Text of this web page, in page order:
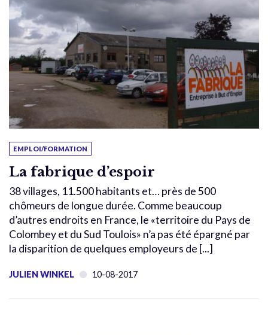
EMPLOI/FORMATION
La fabrique d’espoir
38 villages, 11.500 habitants et… près de 500
chômeurs de longue durée. Comme beaucoup
d’autres endroits en France, le «territoire du Pays de
Colombey et du Sud Toulois» n’a pas été épargné par
la disparition de quelques employeurs de [...]
JULIEN WINKEL 10-08-2017